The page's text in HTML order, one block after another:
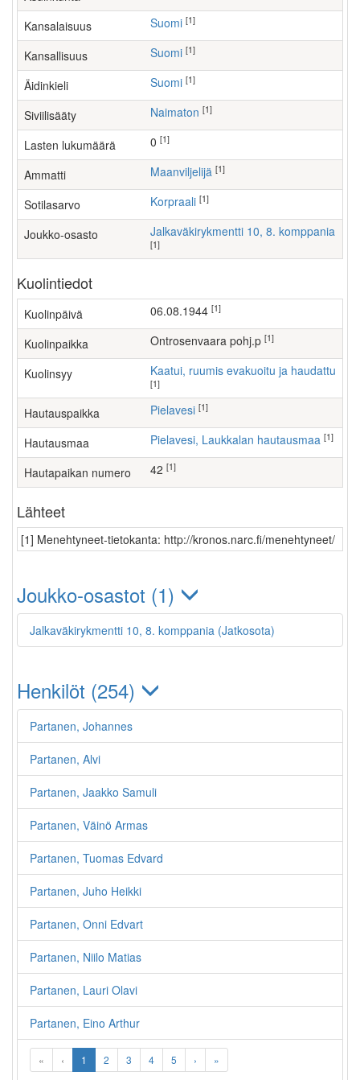
Kansalaisuus Suomi [1]
Kansallisuus Suomi [1]
Äidinkieli Suomi [1]
Siviilisääty Naimaton [1]
Lasten lukumäärä [1]
Ammatti maanviljelijä [1]
Sotilasarvo Korpraali [1]
Joukko-osasto Jalkaväkirykmentti 10, 8. komppania
[1]
Kuolintiedot
Kuolinpäivä 06.08.1944 [1]
Kuolinpaikka Ontrosenvaara pohj.p [1]
Kuolinsyy Kaatui, ruumis evakuoitu ja haudattu
[1]
Hautauspaikka Pielavesi [1]
Hautausmaa Pielavesi, Laukkalan hautausmaa [1]
Hautapaikan numero 42 [1]
Lähteet
[1] Menehtyneet-tietokanta: http://kronos.narc.fi/menehtyneet/
Joukko-osastot (1)
Jalkaväkirykmentti 10, 8. komppania (Jatkosota)
Henkilöt (254)
Partanen, Johannes
Partanen, Alvi
Partanen, Jaakko Samuli
Partanen, Väinö Armas
Partanen, Tuomas Edvard
Partanen, Juho Heikki
Partanen, Onni Edvart
Partanen, Niilo Matias
Partanen, Lauri Olavi
Partanen, Eino Arthur
« ‹ 1 2 3 4 5 › »